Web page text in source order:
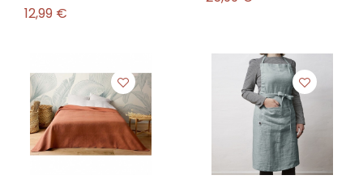
12,99 €